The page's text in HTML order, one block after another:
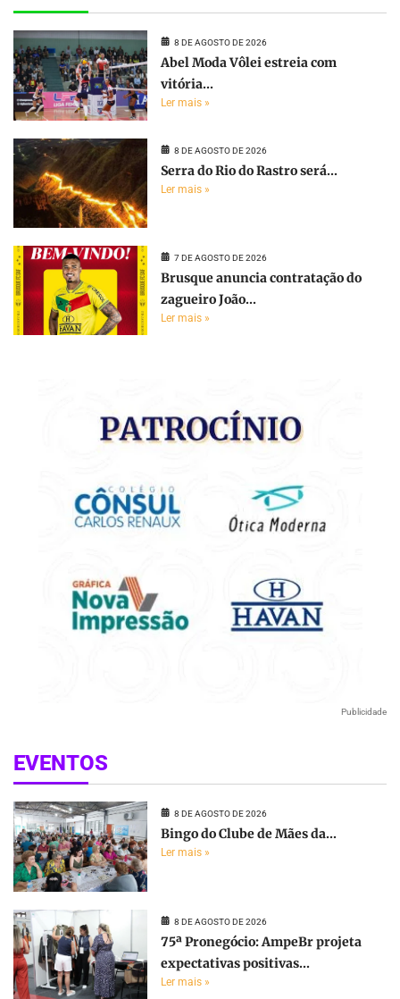
8 DE AGOSTO DE 2026
Abel Moda Vôlei estreia com
vitória...
Ler mais »
8 DE AGOSTO DE 2026
Serra do Rio do Rastro será...
Ler mais »
7 DE AGOSTO DE 2026
Brusque anuncia contratação do
zagueiro João...
Ler mais »
Publicidade
EVENTOS
8 DE AGOSTO DE 2026
Bingo do Clube de Mães da...
Ler mais »
8 DE AGOSTO DE 2026
75ª Pronegócio: AmpeBr projeta
expectativas positivas...
Ler mais »